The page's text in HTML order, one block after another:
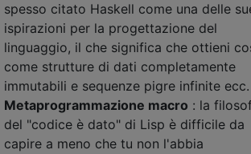
spesso citato Haskell come una delle
ispirazioni per la progettazione del
linguaggio, il che significa che ottieni
come strutture di dati completamente
immutabili e sequenze pigre infinite ecc.
Metaprogrammazione macro : la
del "codice è dato" di Lisp è difficile da
capire a meno che tu non l'abbia